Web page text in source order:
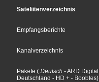
Sateliitenverzeichnis
Empfangsberichte
Kanalverzeichnis
Pakete ( Deutsch - ARD Digital
Deutschland - HD + - Boobles)